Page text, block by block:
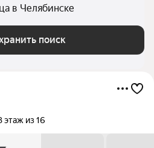
в Челябинске
поиск
этаж из 16